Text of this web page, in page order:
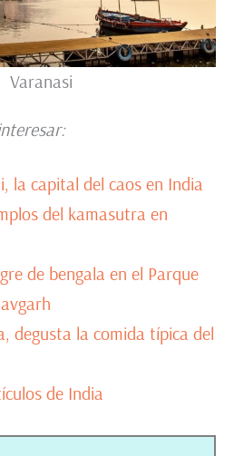
Varanasi
la capital del caos en India
del kamasutra en
de bengala en el Parque
degusta la comida típica del
de India